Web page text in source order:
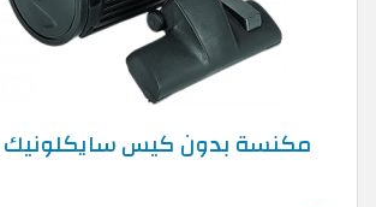
مكنسة بدون كيس سايكلونيك